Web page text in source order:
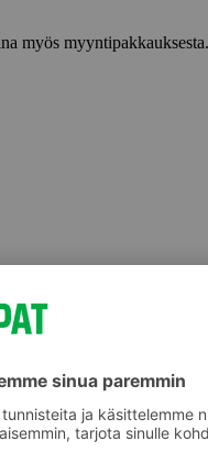
myös myyntipakkauksesta.